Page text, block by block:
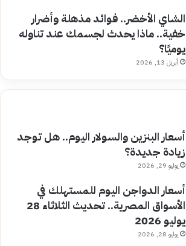
الشاي الأخضر.. فوائد مذهلة وأضرار
خفية.. ماذا يحدث لجسمك عند تناوله
يوميًا؟
أبريل 13, 2026
أسعار البنزين والسولار اليوم.. هل توجد
زيادة جديدة؟
يوليو 29, 2026
أسعار الدواجن اليوم للمستهلك في
الأسواق المصرية.. تحديث الثلاثاء 28
يوليو 2026
يوليو 28, 2026